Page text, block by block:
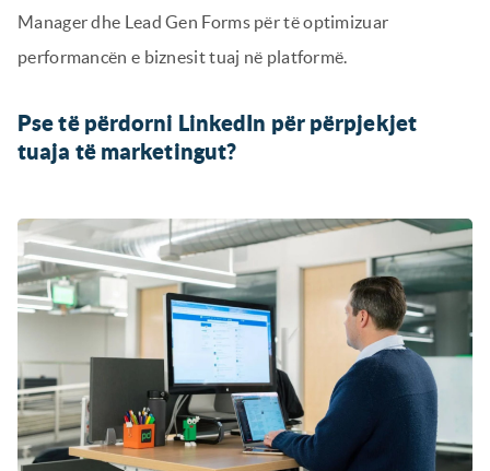
Manager dhe Lead Gen Forms për të optimizuar
performancën e biznesit tuaj në platformë.
Pse të përdorni LinkedIn për përpjekjet
tuaja të marketingut?